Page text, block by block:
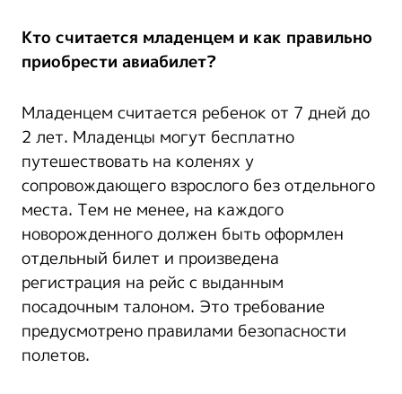
Кто считается младенцем и как правильно
приобрести авиабилет?
Младенцем считается ребенок от 7 дней до
2 лет. Младенцы могут бесплатно
путешествовать на коленях у
сопровождающего взрослого без отдельного
места. Тем не менее, на каждого
новорожденного должен быть оформлен
отдельный билет и произведена
регистрация на рейс с выданным
посадочным талоном. Это требование
предусмотрено правилами безопасности
полетов.